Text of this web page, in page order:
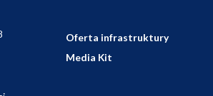
Oferta infrastruktury
Media Kit